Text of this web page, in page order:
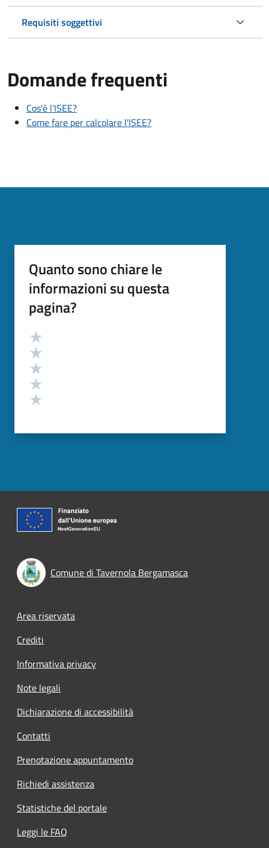
Requisiti soggettivi
Domande frequenti
Cos'è l'ISEE?
Come fare per calcolare l'ISEE?
Quanto sono chiare le
informazioni su questa
pagina?
Valutazione
Comune di Tavernola Bergamasca
Footer menu
Area riservata
Crediti
Informativa privacy
Note legali
Dichiarazione di accessibilità
Contatti
Prenotazione appuntamento
Richiedi assistenza
Statistiche del portale
Leggi le FAQ